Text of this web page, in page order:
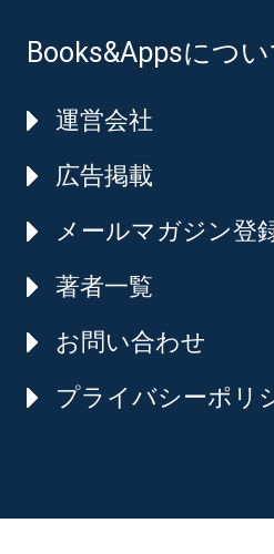
Books&Appsについ
運営会社
広告掲載
メールマガジン登
著者一覧
お問い合わせ
プライバシーポリ